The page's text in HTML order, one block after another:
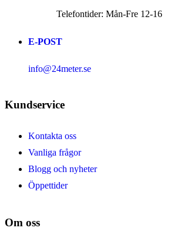
Telefontider: Mån-Fre 12-16
E-POST
info@24meter.se
Kundservice
Kontakta oss
Vanliga frågor
Blogg och nyheter
Öppettider
Om oss